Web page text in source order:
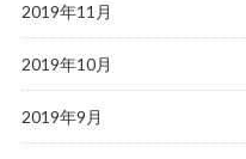
2019年11月
2019年10月
2019年9月